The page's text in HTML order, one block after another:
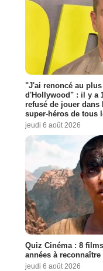
"J'ai renoncé au
d'Hollywood" : il y a
refusé de jouer
super-héros de tous
jeudi 6 août 2026
Quiz Cinéma : 8
années à reconnaître
jeudi 6 août 2026